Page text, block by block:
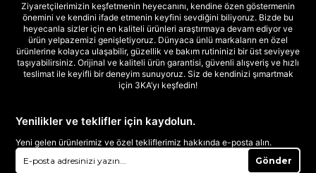
Ziyaretçilerimizin keşfetmenin heyecanını, kendine özen göstermenin
önemini ve kendini ifade etmenin keyfini sevdiğini biliyoruz. Bizde bu
heyecanla sizler için en kaliteli ürünleri araştırmaya devam ediyor ve
ürün yelpazemizi genişletiyoruz. Dünyaca ünlü markaların en özel
ürünlerine kolayca ulaşabilir, güzellik ve bakım rutininizi bir üst seviyeye
taşıyabilirsiniz. Orijinal ve kaliteli ürün garantisi, güvenli alışveriş ve hızlı
teslimat ile keyifli bir deneyim sunuyoruz. Siz de kendinizi şımartmak
için 3KA’yı keşfedin!
Yenilikler ve teklifler için kaydolun.
Yeni gelen ürünlerimiz ve özel tekliflerimiz hakkında e-posta alın.
Gönder